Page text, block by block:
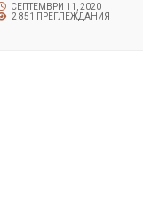
СЕПТЕМВРИ 11, 2020
2 851 ПРЕГЛЕЖДАНИЯ